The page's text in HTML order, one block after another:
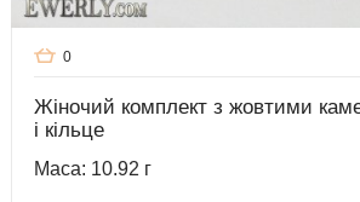
0
Жіночий комплект з жовтими
і кільце
Маса: 10.92 г